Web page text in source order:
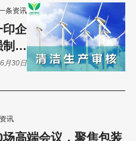
讯
场高端会议，聚焦包装
条资讯
印企
制性
单公
月30日